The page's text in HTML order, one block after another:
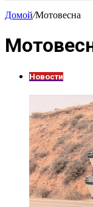
Домой/Мотовесна
Новости